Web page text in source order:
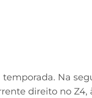
temporada. Na
direito no Z4,